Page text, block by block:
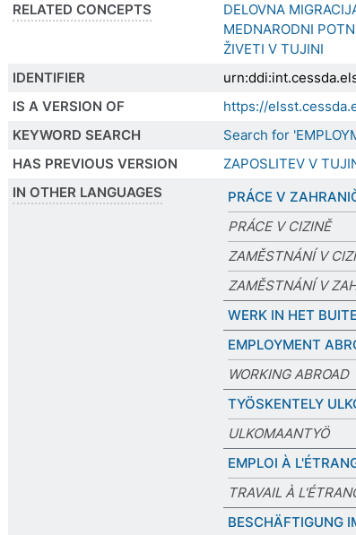
RELATED CONCEPTS
DELOVNA
MEDNARODNI
ŽIVETI V TUJINI
IDENTIFIER
IS A VERSION OF
https://
KEYWORD SEARCH
Search for
HAS PREVIOUS VERSION
ZAPOSLITEV V
IN OTHER LANGUAGES
PRÁCE V
PRÁCE V CIZINĚ
ZAMĚSTNÁNÍ V
ZAMĚSTNÁNÍ V
WERK IN HET
EMPLOYMENT
WORKING ABROAD
TYÖSKENTELY
ULKOMAANTYÖ
EMPLOI À
TRAVAIL À
BESCHÄFTIGUNG